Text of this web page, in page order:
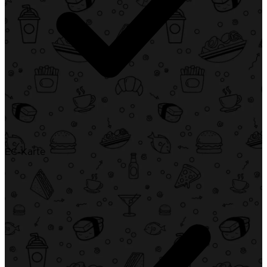
EC-Karte